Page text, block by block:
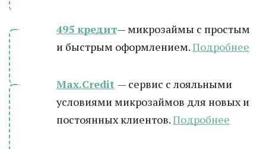
495 кредит— микрозаймы с простым
и быстрым оформлением.Подробнее
Max.Credit — сервис с лояльными
условиями микрозаймов для новых и
постоянных клиентов.Подробнее